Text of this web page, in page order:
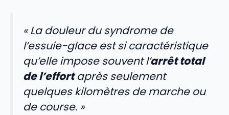
« La douleur du syndrome de
l’essuie-glace est si caractéristique
qu’elle impose souvent l’arrêt total
de l’effortaprès seulement
quelques kilomètres de marche ou
de course. »